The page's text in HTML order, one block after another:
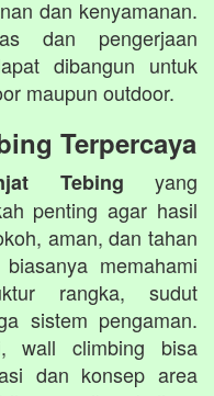
dan kenyamanan.
dan pengerjaan
dibangun untuk
maupun outdoor.
Terpercaya
Tebing yang
penting agar hasil
aman, dan tahan
memahami
rangka, sudut
sistem pengaman.
wall climbing bisa
dan konsep area